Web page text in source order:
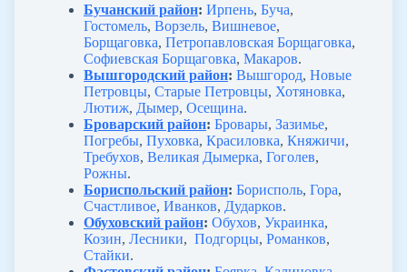
Бучанский район: Ирпень, Буча,
Гостомель, Ворзель, Вишневое,
Борщаговка, Петропавловская Борщаговка,
Софиевская Борщаговка, Макаров.
Вышгородский район: Вышгород, Новые
Петровцы, Старые Петровцы, Хотяновка,
Лютиж, Дымер, Осещина.
Броварский район: Бровары, Зазимье,
Погребы, Пуховка, Красиловка, Княжичи,
Требухов, Великая Дымерка, Гоголев,
Рожны.
Бориспольский район: Борисполь, Гора,
Счастливое, Иванков, Дударков.
Обуховский район: Обухов, Украинка,
Козин, Лесники, Подгорцы, Романков,
Стайки.